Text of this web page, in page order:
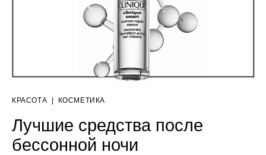
КРАСОТА | КОСМЕТИКА
Лучшие средства после
бессонной ночи